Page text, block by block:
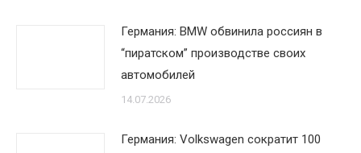
Германия: BMW обвинила россиян в
“пиратском” производстве своих
автомобилей
14.07.2026
Германия: Volkswagen сократит 100